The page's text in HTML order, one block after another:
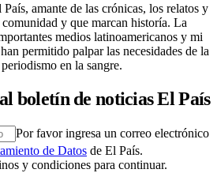
amante de las crónicas, los relatos y
y que marcan historía. La
medios latinoamericanos y mi
permitido palpar las necesidades de la
en la sangre.
boletín de noticias El País
Por favor ingresa un correo electrónico
de Datos de El País.
y condiciones para continuar.